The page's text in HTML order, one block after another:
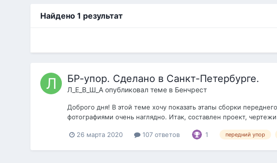
Найдено 1 результат
БР-упор. Сделано в Санкт-Петербурге.
Л_Е_В_Ш_А опубликовал теме в Бенчрест
Доброго дня! В этой теме хочу показать этапы сборки
фотографиями очень наглядно. Итак, составлен проект,
26 марта 2020 107 ответов 1 передний упор